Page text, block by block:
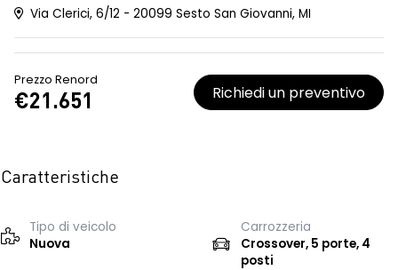
Via Clerici, 6/12 - 20099 Sesto San Giovanni, MI
Prezzo Renord
€21.651 Richiedi un preventivo
Caratteristiche
Tipo di veicolo
Nuova
Carrozzeria
Crossover, 5 porte, 4
posti